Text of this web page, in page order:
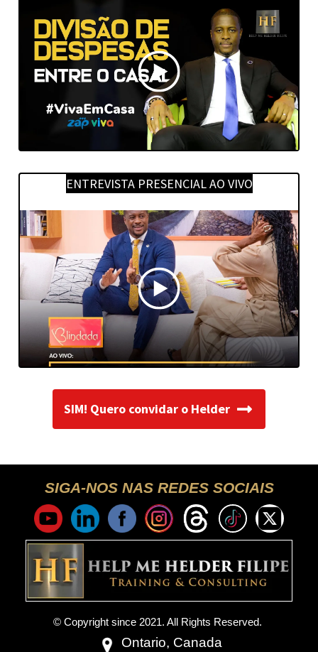
ENTREVISTA PRESENCIAL AO VIVO
SIM! Quero convidar o Helder
SIGA-NOS NAS REDES SOCIAIS
© Copyright since 2021. All Rights Reserved.
Ontario, Canada